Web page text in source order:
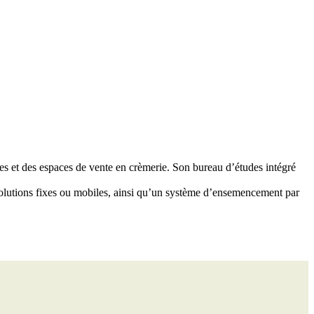
des espaces de vente en crèmerie. Son bureau d’études intégré
fixes ou mobiles, ainsi qu’un système d’ensemencement par